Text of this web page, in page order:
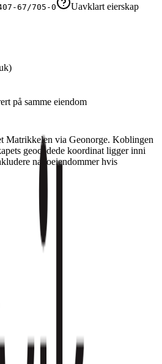
67/705-0
Uavklart eierskap
)
på samme eiendom
Matrikkelen via Geonorge. Koblingen
geocodede koordinat ligger inni
naboeiendommer hvis